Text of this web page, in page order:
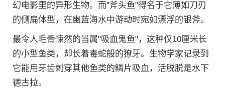
幻电影里的异形生物。而"斧头鱼"得名于它薄如刀刃
的侧扁体型，在幽蓝海水中游动时宛如漂浮的银斧。
最令人毛骨悚然的当属"吸血鬼鱼"，这种仅10厘米长
的小型鱼类，却长着毒蛇般的獠牙。生物学家记录到
它能用牙齿刺穿其他鱼类的鳞片吸血，活脱脱是水下
德古拉。